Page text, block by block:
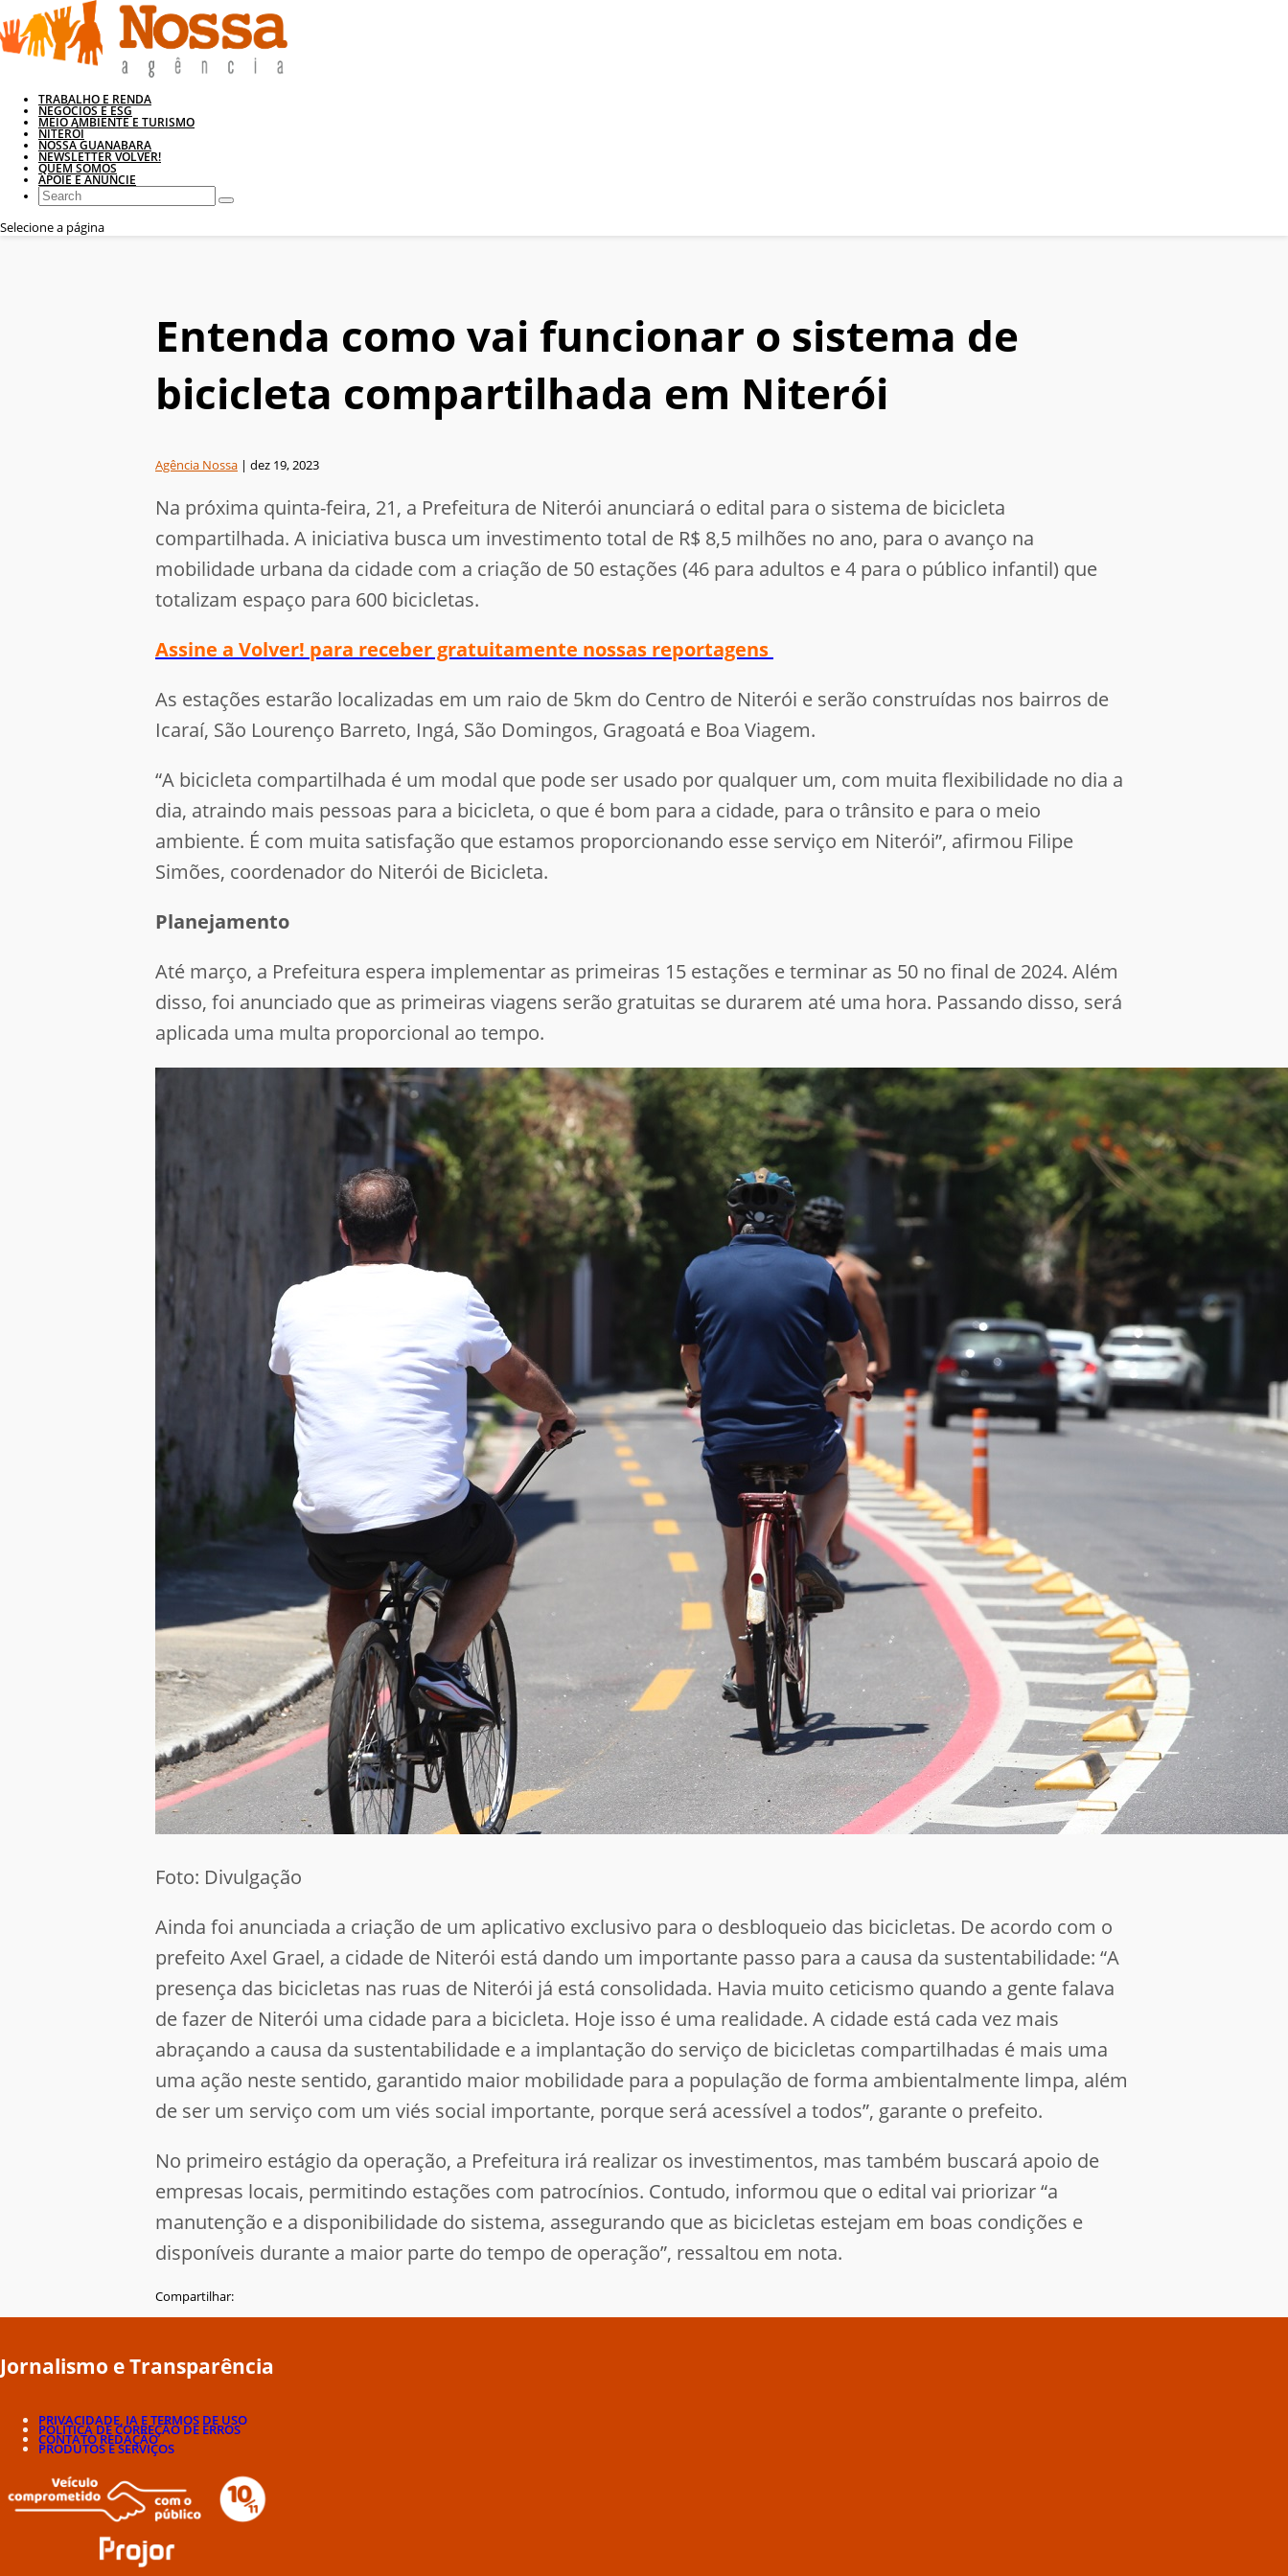
TRABALHO E RENDA
NEGÓCIOS E ESG
MEIO AMBIENTE E TURISMO
NITERÓI
NOSSA GUANABARA
NEWSLETTER VOLVER!
QUEM SOMOS
APOIE E ANUNCIE
Selecione a página
Entenda como vai funcionar o sistema de
bicicleta compartilhada em Niterói
Agência Nossa | dez 19, 2023
Na próxima quinta-feira, 21, a Prefeitura de Niterói anunciará o edital para o sistema de bicicleta
compartilhada. A iniciativa busca um investimento total de R$ 8,5 milhões no ano, para o avanço na
mobilidade urbana da cidade com a criação de 50 estações (46 para adultos e 4 para o público infantil) que
totalizam espaço para 600 bicicletas.
Assine a Volver! para receber gratuitamente nossas reportagens
As estações estarão localizadas em um raio de 5km do Centro de Niterói e serão construídas nos bairros de
Icaraí, São Lourenço Barreto, Ingá, São Domingos, Gragoatá e Boa Viagem.
“A bicicleta compartilhada é um modal que pode ser usado por qualquer um, com muita flexibilidade no dia a
dia, atraindo mais pessoas para a bicicleta, o que é bom para a cidade, para o trânsito e para o meio
ambiente. É com muita satisfação que estamos proporcionando esse serviço em Niterói”, afirmou Filipe
Simões, coordenador do Niterói de Bicicleta.
Planejamento
Até março, a Prefeitura espera implementar as primeiras 15 estações e terminar as 50 no final de 2024. Além
disso, foi anunciado que as primeiras viagens serão gratuitas se durarem até uma hora. Passando disso, será
aplicada uma multa proporcional ao tempo.
Foto: Divulgação
Ainda foi anunciada a criação de um aplicativo exclusivo para o desbloqueio das bicicletas. De acordo com o
prefeito Axel Grael, a cidade de Niterói está dando um importante passo para a causa da sustentabilidade: “A
presença das bicicletas nas ruas de Niterói já está consolidada. Havia muito ceticismo quando a gente falava
de fazer de Niterói uma cidade para a bicicleta. Hoje isso é uma realidade. A cidade está cada vez mais
abraçando a causa da sustentabilidade e a implantação do serviço de bicicletas compartilhadas é mais uma
uma ação neste sentido, garantido maior mobilidade para a população de forma ambientalmente limpa, além
de ser um serviço com um viés social importante, porque será acessível a todos”, garante o prefeito.
No primeiro estágio da operação, a Prefeitura irá realizar os investimentos, mas também buscará apoio de
empresas locais, permitindo estações com patrocínios. Contudo, informou que o edital vai priorizar “a
manutenção e a disponibilidade do sistema, assegurando que as bicicletas estejam em boas condições e
disponíveis durante a maior parte do tempo de operação”, ressaltou em nota.
Compartilhar:
Jornalismo e Transparência
PRIVACIDADE, IA E TERMOS DE USO
POLÍTICA DE CORREÇÃO DE ERROS
CONTATO REDAÇÃO
PRODUTOS E SERVIÇOS